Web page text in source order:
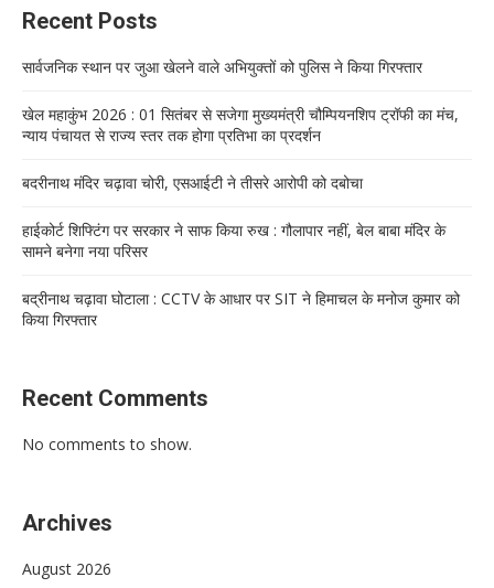
Recent Posts
सार्वजनिक स्थान पर जुआ खेलने वाले अभियुक्तों को पुलिस ने किया गिरफ्तार
खेल महाकुंभ 2026 : 01 सितंबर से सजेगा मुख्यमंत्री चौम्पियनशिप ट्रॉफी का मंच,
न्याय पंचायत से राज्य स्तर तक होगा प्रतिभा का प्रदर्शन
बदरीनाथ मंदिर चढ़ावा चोरी, एसआईटी ने तीसरे आरोपी को दबोचा
हाईकोर्ट शिफ्टिंग पर सरकार ने साफ किया रुख : गौलापार नहीं, बेल बाबा मंदिर के
सामने बनेगा नया परिसर
बद्रीनाथ चढ़ावा घोटाला : CCTV के आधार पर SIT ने हिमाचल के मनोज कुमार को
किया गिरफ्तार
Recent Comments
No comments to show.
Archives
August 2026